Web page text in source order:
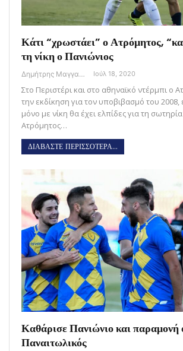
Κάτι “χρωστάει” ο Ατρόμητος,
τη νίκη ο Πανιώνιος
Δημήτρης Μαγγανάρης Ιούλ 18, 2020
Στο Περιστέρι και στο αθηναϊκό ντέρμπι ο
την εκδίκηση για τον υποβιβασμό του
μόνο με νίκη θα έχει ελπίδες για τη
Ατρόμητος…
ΔΙΑΒΑΣΤΕ ΠΕΡΙΣΣΟΤΕΡΑ...
Καθάρισε Πανιώνιο και παραμονή
Παναιτωλικός